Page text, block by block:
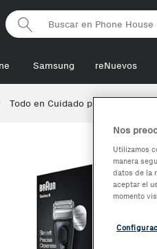
Samsung reNuevos
Todo en Cuidado personal
Nos
Utilizamos
manera
datos de la
aceptar el
momento